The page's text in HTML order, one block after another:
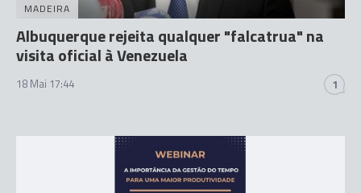
MADEIRA
Albuquerque rejeita qualquer "falcatrua" na
visita oficial à Venezuela
18 Mai 17:44 1